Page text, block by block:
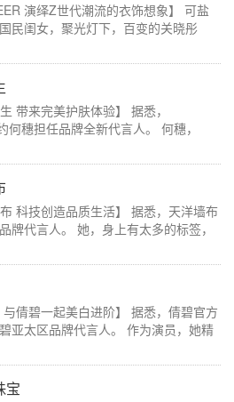
演绎Z世代潮流的衣饰想象】 可盐
民闺女，聚光灯下，百变的关晓彤
带来完美护肤体验】 据悉，
穗担任品牌全新代言人。 何穗，
科技创造品质生活】 据悉，天洋墙布
牌代言人。 她，身上有太多的标签，
与倩碧一起美白进阶】 据悉，倩碧官方
亚太区品牌代言人。 作为演员，她精
宝